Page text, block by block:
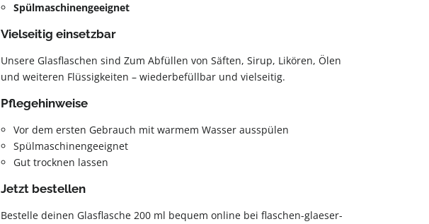
Spülmaschinengeeignet
Vielseitig einsetzbar
Unsere Glasflaschen sind Zum Abfüllen von Säften, Sirup, Likören, Ölen
und weiteren Flüssigkeiten – wiederbefüllbar und vielseitig.
Pflegehinweise
Vor dem ersten Gebrauch mit warmem Wasser ausspülen
Spülmaschinengeeignet
Gut trocknen lassen
Jetzt bestellen
Bestelle deinen Glasflasche 200 ml bequem online bei flaschen-glaeser-